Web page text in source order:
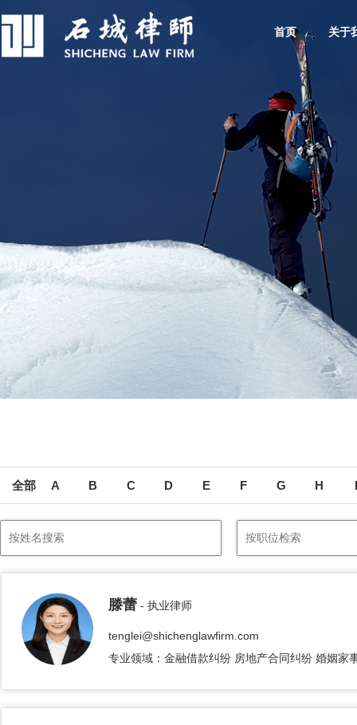
首页 关于
全部 A B C D E F G H
滕蕾 - 执业律师
tenglei@shichenglawfirm.com
专业领域：金融借款纠纷 房地产合同纠纷 婚姻家